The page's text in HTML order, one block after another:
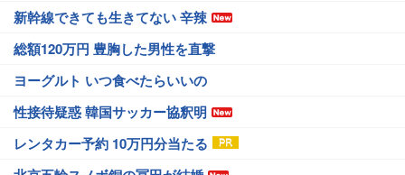
新幹線できても生きてない 辛辣
総額120万円 豊胸した男性を直撃
ヨーグルト いつ食べたらいいの
性接待疑惑 韓国サッカー協釈明
レンタカー予約 10万円分当たる